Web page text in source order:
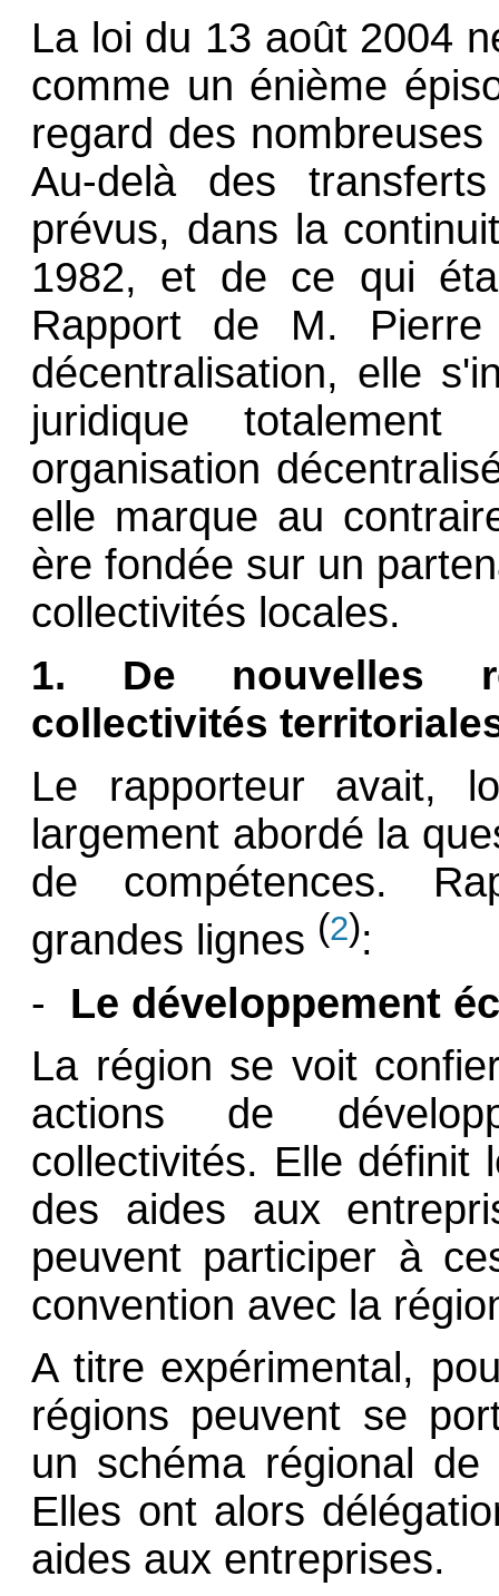
La loi du 13 août 2004
comme un énième
regard des
Au-delà des
prévus, dans la
1982, et de ce qui
Rapport de M.
décentralisation, elle
juridique
organisation
elle marque au
ère fondée sur un
collectivités locales.
1. De nouvelles
collectivités
Le rapporteur avait,
largement abordé la
de compétences.
grandes lignes (2):
- Le développement
La région se voit
actions de
collectivités. Elle définit
des aides aux
peuvent participer à
convention avec la
A titre expérimental,
régions peuvent se
un schéma régional de
Elles ont alors
aides aux entreprises.